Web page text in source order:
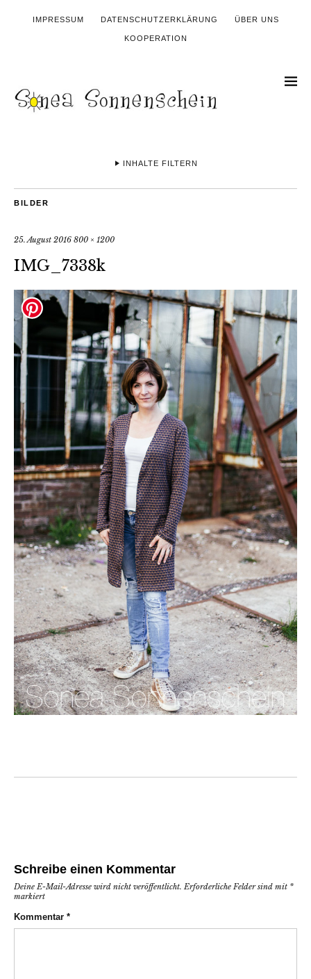
IMPRESSUM DATENSCHUTZERKLÄRUNG ÜBER UNS
KOOPERATION
INHALTE FILTERN
BILDER
25. August 2016 800 × 1200
IMG_7338k
Schreibe einen Kommentar
Deine E-Mail-Adresse wird nicht veröffentlicht. Erforderliche Felder sind mit *
markiert
Kommentar *